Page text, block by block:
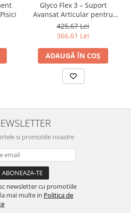
Glyco Flex 3 – Suport
Avansat Articular pentru
Câini
425,67 Lei
366,61 Lei
ADAUGĂ ÎN COȘ
si promotiile noastre
newsletter cu promotiile
mai multe in Politica de